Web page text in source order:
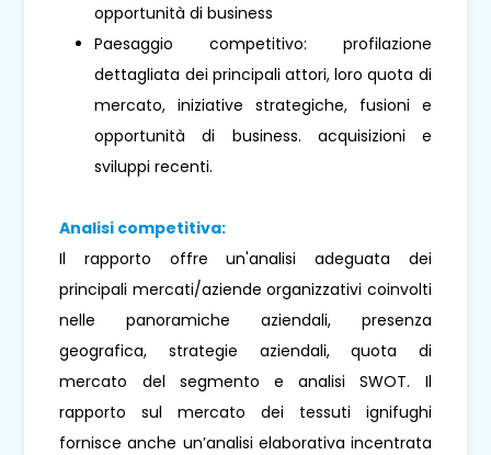
opportunità di business
Paesaggio competitivo: profilazione
dettagliata dei principali attori, loro quota di
mercato, iniziative strategiche, fusioni e
opportunità di business. acquisizioni e
sviluppi recenti.
Analisi competitiva:
Il rapporto offre un'analisi adeguata dei
principali mercati/aziende organizzativi coinvolti
nelle panoramiche aziendali, presenza
geografica, strategie aziendali, quota di
mercato del segmento e analisi SWOT. Il
rapporto sul mercato dei tessuti ignifughi
fornisce anche un’analisi elaborativa incentrata